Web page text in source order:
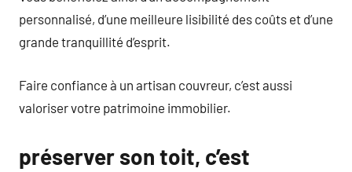
personnalisé, d’une meilleure lisibilité des coûts et d’une
grande tranquillité d’esprit.
Faire confiance à un artisan couvreur, c’est aussi
valoriser votre patrimoine immobilier.
préserver son toit, c’est